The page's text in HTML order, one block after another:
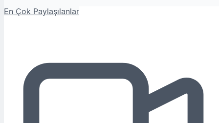
En Çok Paylaşılanlar